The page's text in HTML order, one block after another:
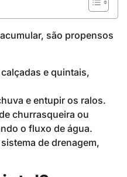
são propensos
e quintais,
e entupir os ralos.
churrasqueira ou
o fluxo de água.
de drenagem,